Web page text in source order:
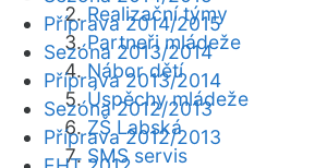
Realizační týmy
Partneři mládeže
Nábor dětí
Úspěchy mládeže
ZŠ Labská
SMS servis
Příprava 2014/2015
Sezóna 2013/2014
Příprava 2013/2014
Sezóna 2012/2013
Příprava 2012/2013